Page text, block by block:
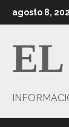
al
agosto 8,